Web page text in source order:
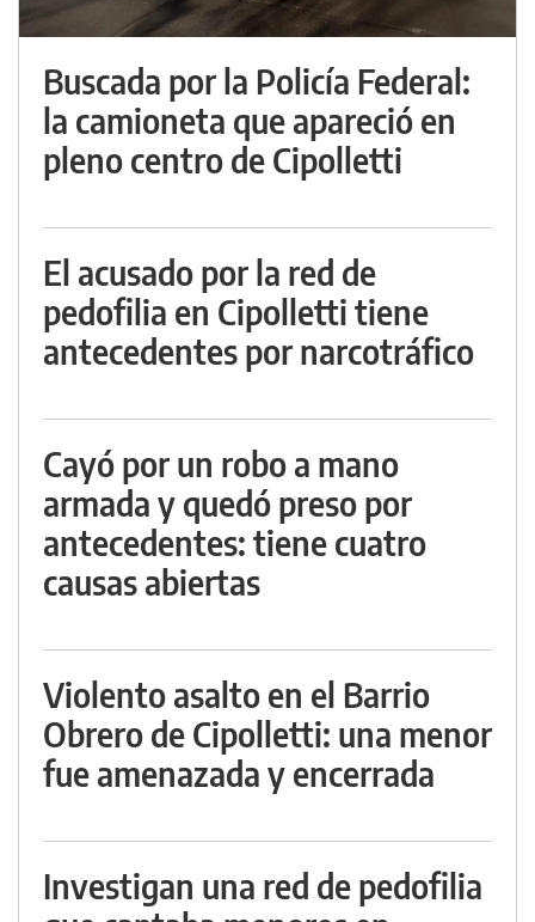
Buscada por la Policía Federal:
la camioneta que apareció en
pleno centro de Cipolletti
El acusado por la red de
pedofilia en Cipolletti tiene
antecedentes por narcotráfico
Cayó por un robo a mano
armada y quedó preso por
antecedentes: tiene cuatro
causas abiertas
Violento asalto en el Barrio
Obrero de Cipolletti: una menor
fue amenazada y encerrada
Investigan una red de pedofilia